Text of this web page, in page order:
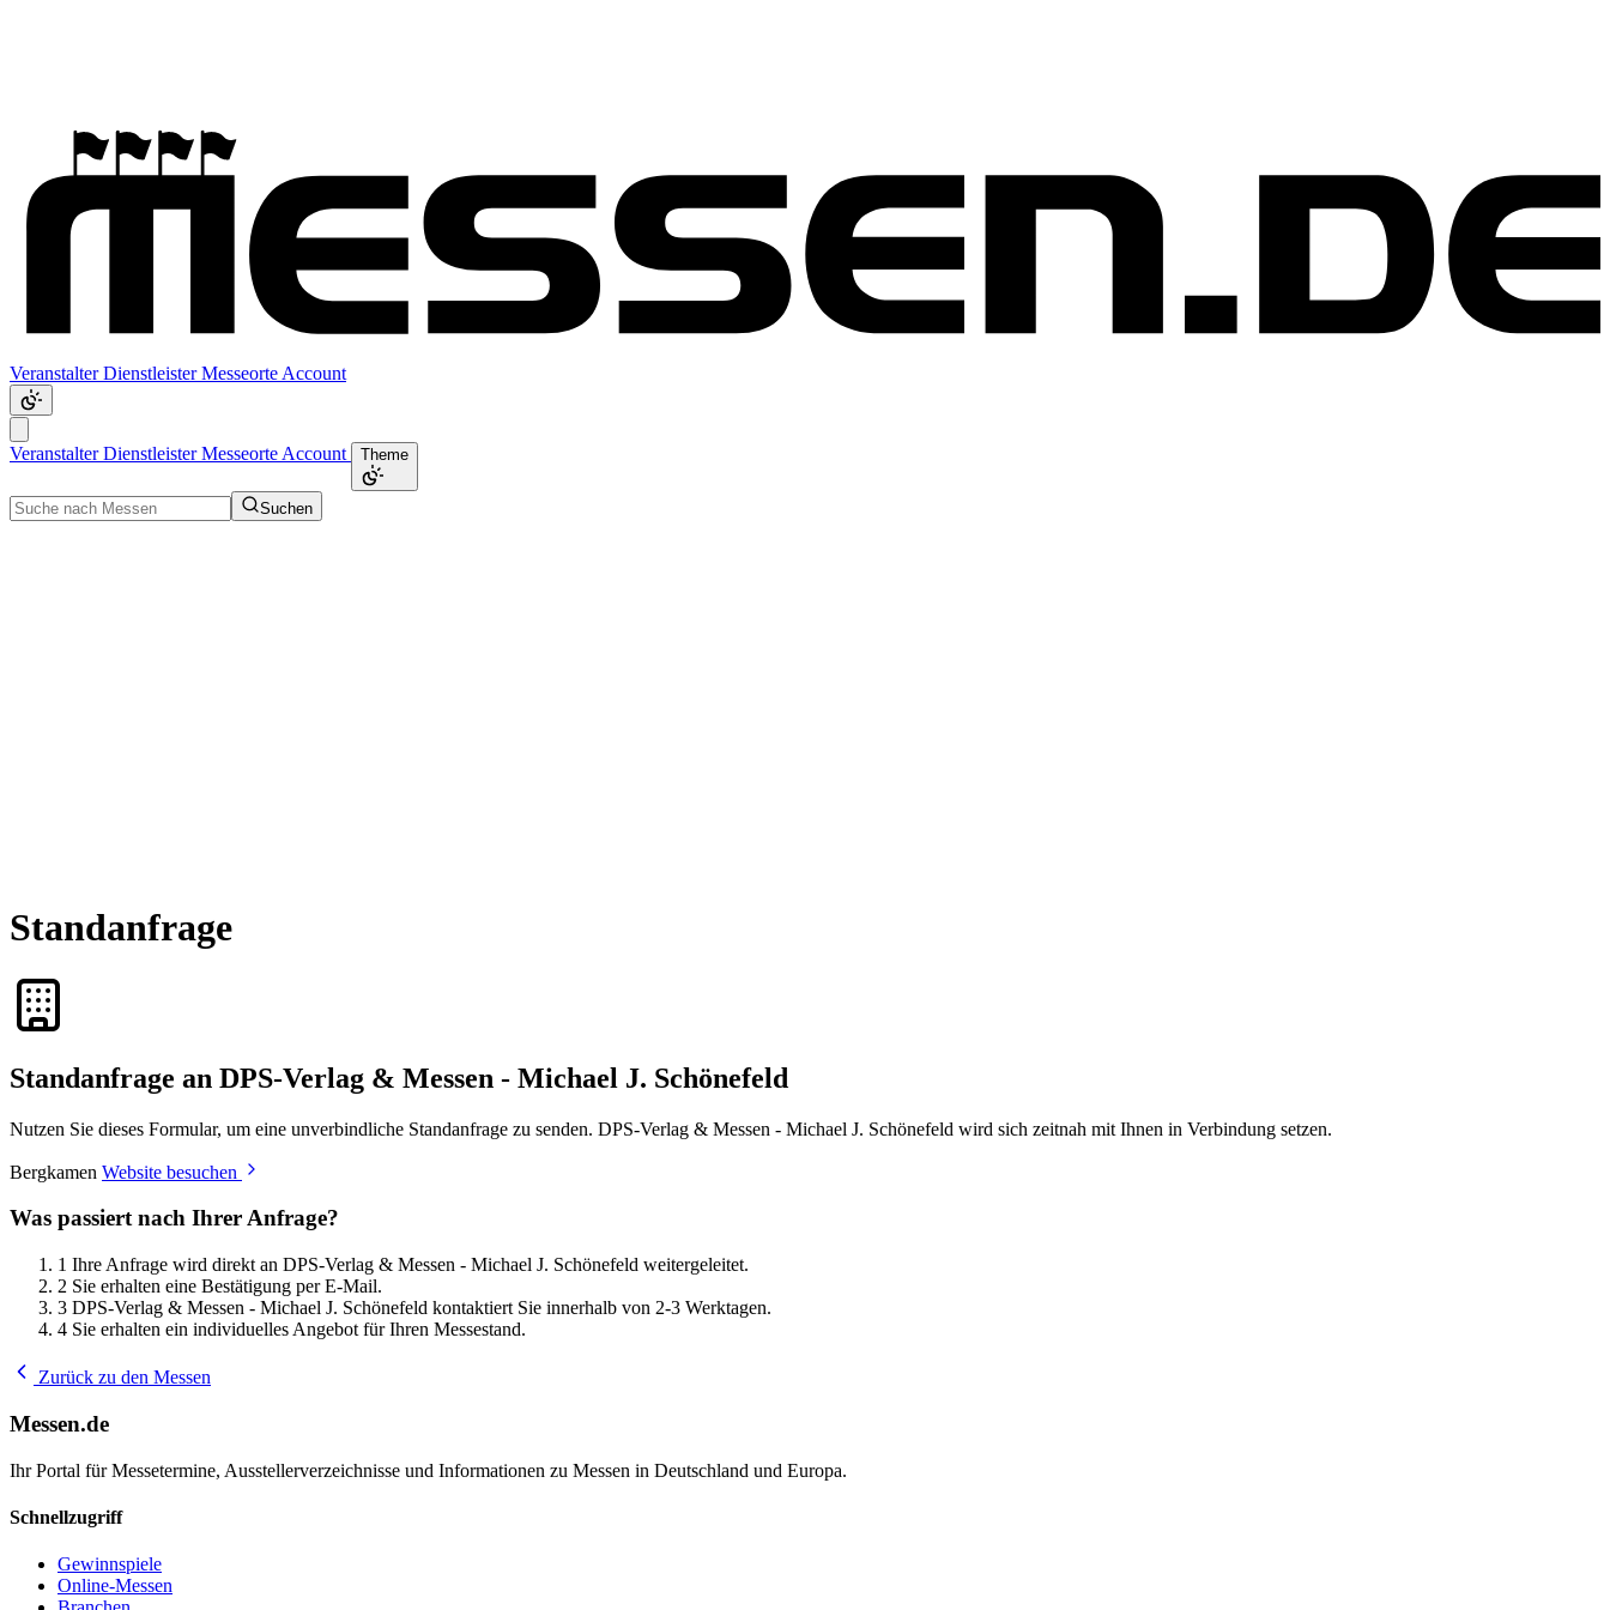
VeranstalterDienstleisterMesseorte Account
VeranstalterDienstleisterMesseorte Account Theme
Suchen
Standanfrage
Standanfrage an DPS-Verlag & Messen - Michael J. Schönefeld
Nutzen Sie dieses Formular, um eine unverbindliche Standanfrage zu senden. DPS-Verlag & Messen - Michael J. Schönefeld wird sich zeitnah mit Ihnen in Verbindung setzen.
Bergkamen Website besuchen
Was passiert nach Ihrer Anfrage?
1 Ihre Anfrage wird direkt an DPS-Verlag & Messen - Michael J. Schönefeld weitergeleitet.
2 Sie erhalten eine Bestätigung per E-Mail.
3 DPS-Verlag & Messen - Michael J. Schönefeld kontaktiert Sie innerhalb von 2-3 Werktagen.
4 Sie erhalten ein individuelles Angebot für Ihren Messestand.
Zurück zu den Messen
Messen.de
Ihr Portal für Messetermine, Ausstellerverzeichnisse und Informationen zu Messen in Deutschland und Europa.
Schnellzugriff
Gewinnspiele
Online-Messen